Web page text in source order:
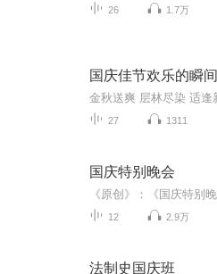
26 1.7万
国庆佳节欢乐的瞬间
27 1311
国庆特别晚会
12 2.9万
法制史国庆班